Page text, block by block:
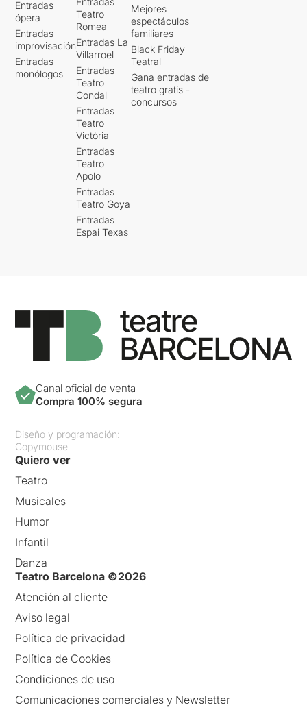
Entradas
ópera
Entradas
improvisación
Entradas
monólogos
Teatro
Romea
Entradas La
Villarroel
Entradas
Teatro
Condal
Entradas
Teatro
Victòria
Entradas
Teatro
Apolo
Entradas
Teatro Goya
Entradas
Espai Texas
Mejores
espectáculos
familiares
Black Friday
Teatral
Gana entradas de
teatro gratis -
concursos
Canal oficial de venta
Compra 100% segura
Diseño y programación:
Copymouse
Quiero ver
Teatro
Musicales
Humor
Infantil
Danza
Teatro Barcelona ©2026
Atención al cliente
Aviso legal
Política de privacidad
Política de Cookies
Condiciones de uso
Comunicaciones comerciales y Newsletter